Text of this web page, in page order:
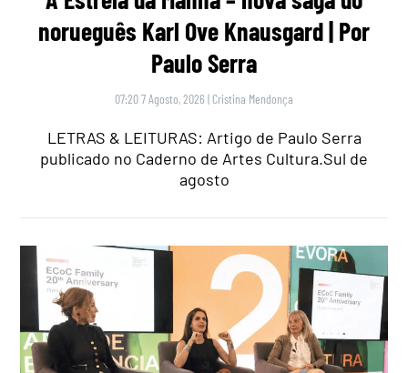
norueguês Karl Ove Knausgard | Por
Paulo Serra
07:20 7 Agosto, 2026 | Cristina Mendonça
LETRAS & LEITURAS: Artigo de Paulo Serra
publicado no Caderno de Artes Cultura.Sul de
agosto